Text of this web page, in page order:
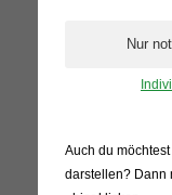
Auch du
darstellen? Dann